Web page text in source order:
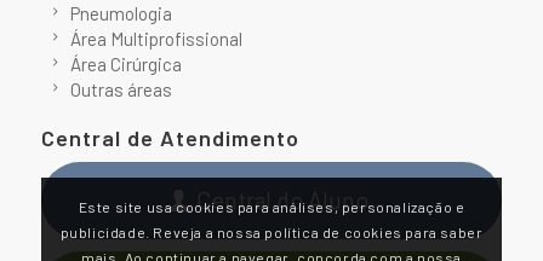
Pneumologia
Área Multiprofissional
Área Cirúrgica
Outras áreas
Central de Atendimento
Central do Aluno
Este site usa cookies para análises, personalização e
publicidade. Reveja a nossa política de cookies para saber